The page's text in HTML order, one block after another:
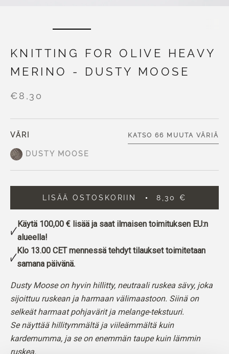
KNITTING FOR OLIVE HEAVY
MERINO - DUSTY MOOSE
€8,30
VÄRI
DUSTY MOOSE
KATSO 66 MUUTA VÄRIÄ
LISÄÄ OSTOSKORIIN 8,30 €
Käytä 100,00 € lisää ja saat ilmaisen toimituksen EU:n
alueella!
Klo 13.00 CET mennessä tehdyt tilaukset toimitetaan
samana päivänä.
Dusty Moose on hyvin hillitty, neutraali ruskea sävy, joka
sijoittuu ruskean ja harmaan välimaastoon. Siinä on
selkeät harmaat pohjavärit ja melange-tekstuuri.
Se näyttää hillitymmältä ja viileämmältä kuin
kardemumma, ja se on enemmän taupe kuin lämmin
ruskea.